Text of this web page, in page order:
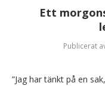
Ett
Publicerat
”Jag har tänkt på en